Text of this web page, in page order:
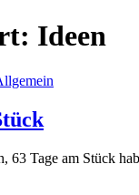
Ideen
63 Tage am Stück